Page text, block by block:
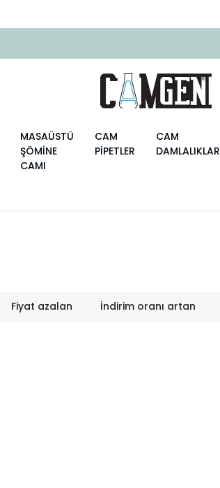
MASAÜSTÜ
ŞÖMİNE
CAMI
CAM
PİPETLER
CAM
DAMLALIKLAR
Fiyat azalan İndirim oranı artan